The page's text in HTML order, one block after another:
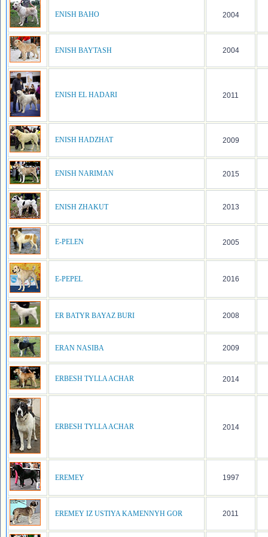
ENISH BAHO 2004
ENISH BAYTASH 2004
ENISH EL HADARI 2011
ENISH HADZHAT 2009
ENISH NARIMAN 2015
ENISH ZHAKUT 2013
E-PELEN 2005
E-PEPEL 2016
ER BATYR BAYAZ BURI 2008
ERAN NASIBA 2009
ERBESH TYLLA ACHAR 2014
ERBESH TYLLA ACHAR 2014
EREMEY 1997
EREMEY IZ USTIYA KAMENNYH GOR 2011